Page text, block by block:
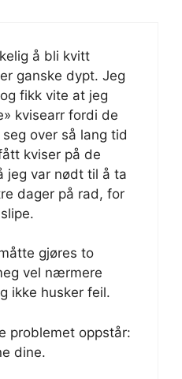
å bli kvitt
ganske dypt. Jeg
fikk vite at jeg
kvisearr fordi de
over så lang tid
kviser på de
jeg var nødt til å ta
dager på rad, for
gjøres to
vel nærmere
ikke husker feil.
problemet oppstår:
dine.